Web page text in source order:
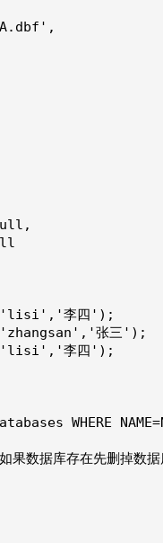
李四');
张三');
李四');
WHERE
数据库存在先删掉数据